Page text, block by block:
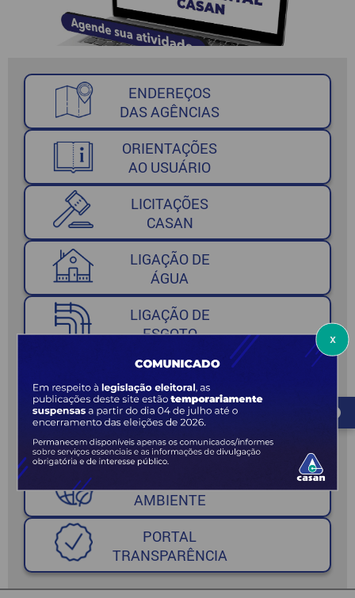
ENDEREÇOS
DAS AGÊNCIAS
ORIENTAÇÕES
AO USUÁRIO
LICITAÇÕES
CASAN
LIGAÇÃO DE
ÁGUA
LIGAÇÃO DE
ESGOTO
PORTAL DOS
INVESTIDORES
AGÊNCIAS
REGULADORAS
AMBIENTE
PORTAL
TRANSPARÊNCIA
x